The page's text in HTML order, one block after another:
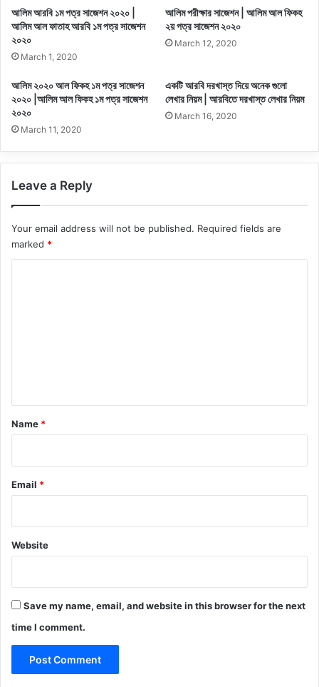
আলিম আরবি ১ম পত্র সাজেশন ২০২০ |
আলিম আল ফাতাহ আরবি ১ম পত্র সাজেশন
২০২০
March 1, 2020
আলিম পরীক্ষার সাজেশন | আলিম আল ফিকহ
২য় পত্র সাজেশন ২০২০
March 12, 2020
আলিম ২০২০ আল ফিকহ ১ম পত্র সাজেশন
২০২০ |আলিম আল ফিকহ ১ম পত্র সাজেশন
২০২০
March 11, 2020
একটি আরবি দরখাস্ত দিয়ে অনেক গুলো
লেখার নিয়ম | আরবিতে দরখাস্ত লেখার নিয়ম
March 16, 2020
Leave a Reply
Your email address will not be published. Required fields are
marked *
*
Name *
Email *
Website
Save my name, email, and website in this browser for the next
time I comment.